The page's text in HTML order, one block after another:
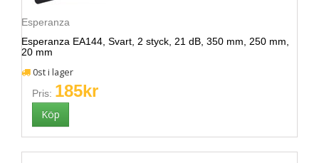
Esperanza
Esperanza EA144, Svart, 2 styck, 21 dB, 350 mm, 250 mm,
20 mm
0st i lager
Pris: 185kr